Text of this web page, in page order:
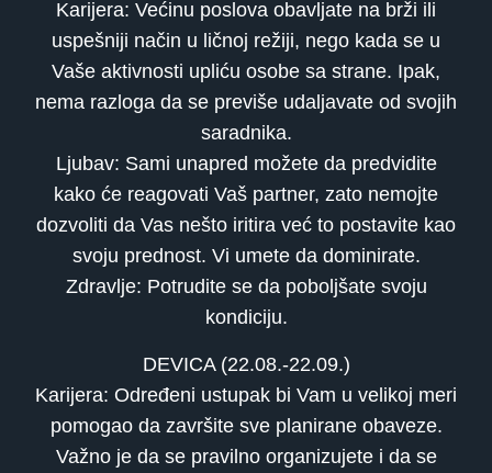
Karijera: Većinu poslova obavljate na brži ili
uspešniji način u ličnoj režiji, nego kada se u
Vaše aktivnosti upliću osobe sa strane. Ipak,
nema razloga da se previše udaljavate od svojih
saradnika.
Ljubav: Sami unapred možete da predvidite
kako će reagovati Vaš partner, zato nemojte
dozvoliti da Vas nešto iritira već to postavite kao
svoju prednost. Vi umete da dominirate.
Zdravlje: Potrudite se da poboljšate svoju
kondiciju.
DEVICA (22.08.-22.09.)
Karijera: Određeni ustupak bi Vam u velikoj meri
pomogao da završite sve planirane obaveze.
Važno je da se pravilno organizujete i da se